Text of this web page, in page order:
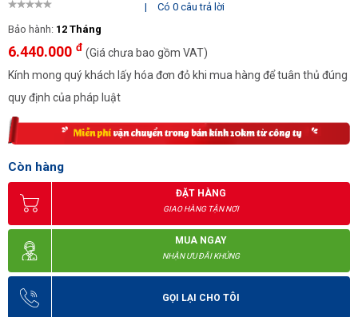
|
Có 0 câu trả lời
Bảo hành: 12 Tháng
6.440.000 đ (Giá chưa bao gồm VAT)
Kính mong quý khách lấy hóa đơn đỏ khi mua hàng để tuân thủ đúng
quy định của pháp luật
Còn hàng
ĐẶT HÀNG
GIAO HÀNG TẬN NƠI
MUA NGAY
NHẬN ƯU ĐÃI KHỦNG
GỌI LẠI CHO TÔI